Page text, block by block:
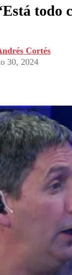
todo
Cortés
30, 2024